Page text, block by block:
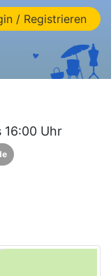
/ Registrieren
16:00 Uhr